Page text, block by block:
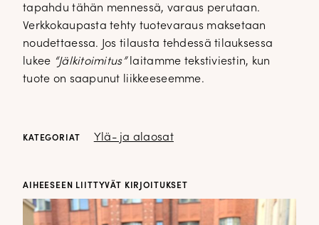
tapahdu tähän mennessä, varaus perutaan.
Verkkokaupasta tehty tuotevaraus maksetaan
noudettaessa. Jos tilausta tehdessä tilauksessa
lukee “Jälkitoimitus”laitamme tekstiviestin, kun
tuote on saapunut liikkeeseemme.
KATEGORIAT Ylä- ja alaosat
AIHEESEEN LIITTYVÄT KIRJOITUKSET